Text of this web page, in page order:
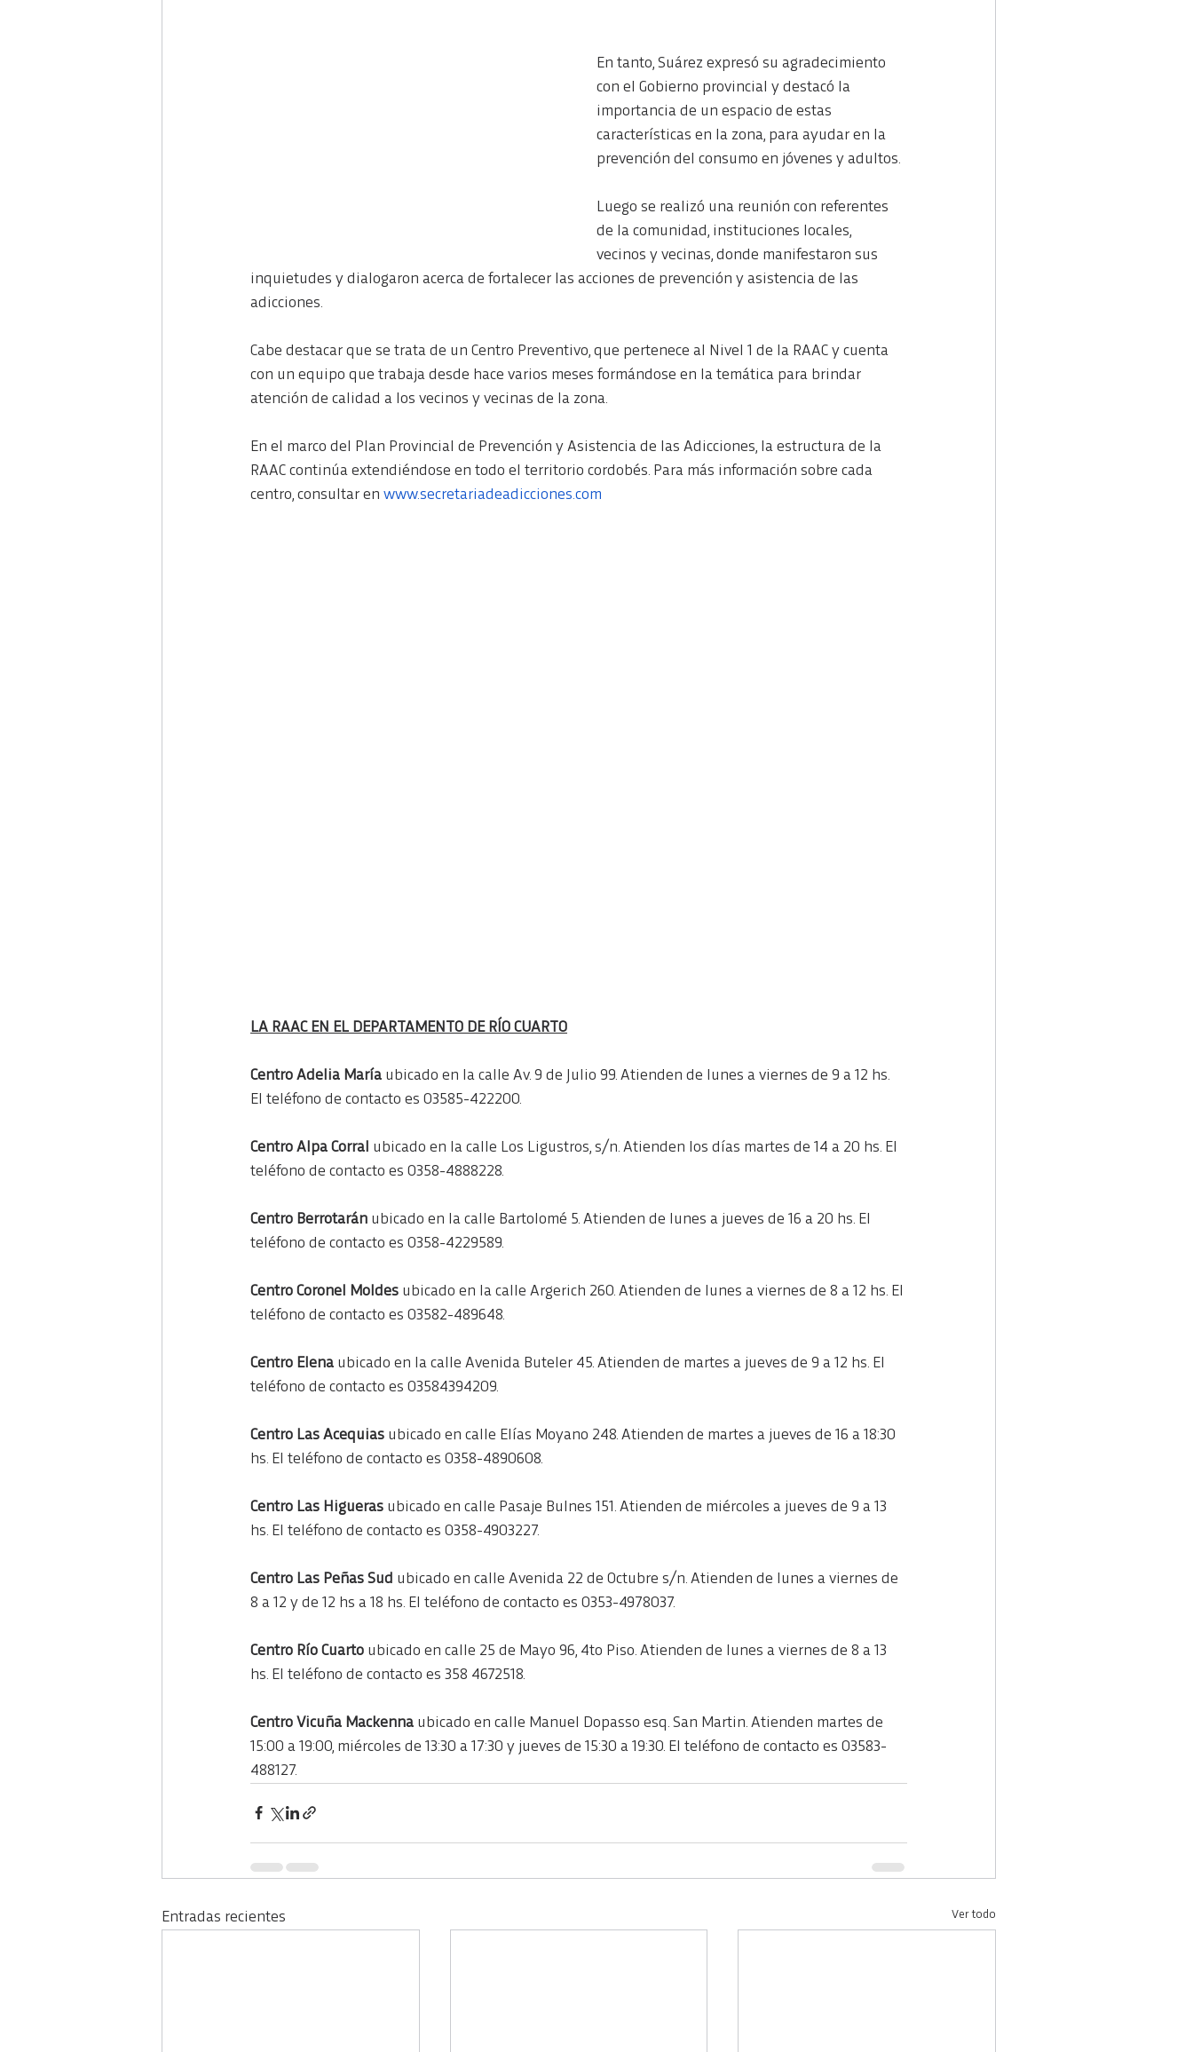
En tanto, Suárez expresó su agradecimiento
con el Gobierno provincial y destacó la
importancia de un espacio de estas
características en la zona, para ayudar en la
prevención del consumo en jóvenes y adultos.
Luego se realizó una reunión con referentes
de la comunidad, instituciones locales,
vecinos y vecinas, donde manifestaron sus
inquietudes y dialogaron acerca de fortalecer las acciones de prevención y asistencia de las
adicciones.
Cabe destacar que se trata de un Centro Preventivo, que pertenece al Nivel 1 de la RAAC y cuenta
con un equipo que trabaja desde hace varios meses formándose en la temática para brindar
atención de calidad a los vecinos y vecinas de la zona.
En el marco del Plan Provincial de Prevención y Asistencia de las Adicciones, la estructura de la
RAAC continúa extendiéndose en todo el territorio cordobés. Para más información sobre cada
centro, consultar en www.secretariadeadicciones.com
LA RAAC EN EL DEPARTAMENTO DE RÍO CUARTO
Centro Adelia María ubicado en la calle Av. 9 de Julio 99. Atienden de lunes a viernes de 9 a 12 hs.
El teléfono de contacto es 03585-422200.
Centro Alpa Corral ubicado en la calle Los Ligustros, s/n. Atienden los días martes de 14 a 20 hs. El
teléfono de contacto es 0358-4888228.
Centro Berrotarán ubicado en la calle Bartolomé 5. Atienden de lunes a jueves de 16 a 20 hs. El
teléfono de contacto es 0358-4229589.
Centro Coronel Moldes ubicado en la calle Argerich 260. Atienden de lunes a viernes de 8 a 12 hs. El
teléfono de contacto es 03582-489648.
Centro Elena ubicado en la calle Avenida Buteler 45. Atienden de martes a jueves de 9 a 12 hs. El
teléfono de contacto es 03584394209.
Centro Las Acequias ubicado en calle Elías Moyano 248. Atienden de martes a jueves de 16 a 18:30
hs. El teléfono de contacto es 0358-4890608.
Centro Las Higueras ubicado en calle Pasaje Bulnes 151. Atienden de miércoles a jueves de 9 a 13
hs. El teléfono de contacto es 0358-4903227.
Centro Las Peñas Sud ubicado en calle Avenida 22 de Octubre s/n. Atienden de lunes a viernes de
8 a 12 y de 12 hs a 18 hs. El teléfono de contacto es 0353-4978037.
Centro Río Cuarto ubicado en calle 25 de Mayo 96, 4to Piso. Atienden de lunes a viernes de 8 a 13
hs. El teléfono de contacto es 358 4672518.
Centro Vicuña Mackenna ubicado en calle Manuel Dopasso esq. San Martin. Atienden martes de
15:00 a 19:00, miércoles de 13:30 a 17:30 y jueves de 15:30 a 19:30. El teléfono de contacto es 03583-
488127.
Entradas recientes Ver todo